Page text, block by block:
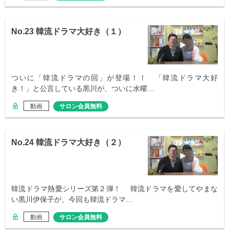
No.23 韓流ドラマ大好き（１）
ついに「韓流ドラマの回」が登場！！ 「韓流ドラマ大好
き！」と公言している黒川が、ついに水曜…
動画 サロン会員無料
No.24 韓流ドラマ大好き（２）
韓流ドラマ熱愛シリーズ第２弾！ 韓流ドラマを愛してやまな
い黒川伊保子が、今回も韓流ドラマ…
動画 サロン会員無料